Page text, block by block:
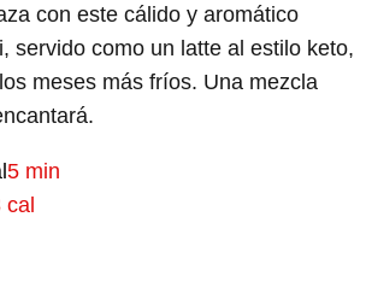
con este cálido y aromático
servido como un latte al estilo keto,
meses más fríos. Una mezcla
5 min
cal